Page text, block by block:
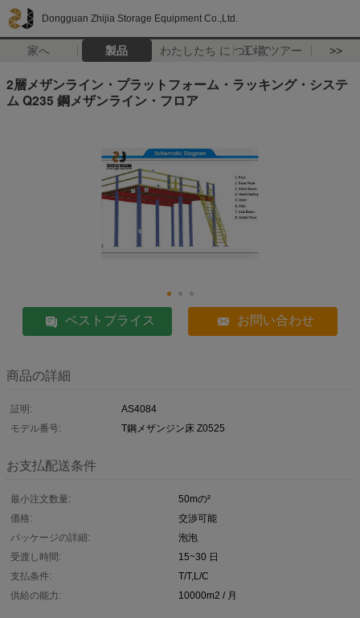
Dongguan Zhijia Storage Equipment Co.,Ltd.
家へ 製品 わたしたち に つい て工場 ツアー >>
2層メザンライン・プラットフォーム・ラッキング・システ
ム Q235 鋼メザンライン・フロア
ベストプライス お問い合わせ
商品の詳細
証明:
AS4084
モデル番号:
T鋼メザンジン床 Z0525
お支払配送条件
最小注文数量:
50mの²
価格:
交渉可能
パッケージの詳細:
泡泡
受渡し時間:
15~30 日
支払条件:
T/T,L/C
供給の能力:
10000m2 / 月